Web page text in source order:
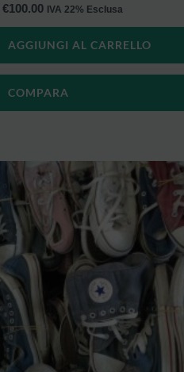
€100.00 IVA 22% Esclusa
AGGIUNGI AL CARRELLO
COMPARA